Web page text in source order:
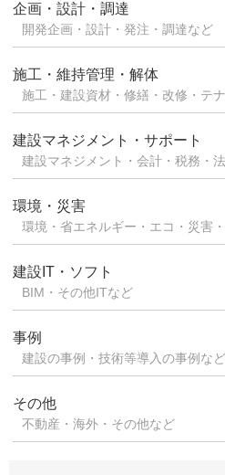
企画・設計・調達
開発企画・設計・発注・調達など
施工・維持管理・解体
施工・建設資材・修繕・改修・テ
建設マネジメント・サポート
建設マネジメント・会計・税務・
環境・災害
環境・省エネルギー・エコ・災害
建設IT・ソフト
BIM・その他ITなど
事例
建設の事例・技術等導入の事例など
その他
不動産・海外・その他など